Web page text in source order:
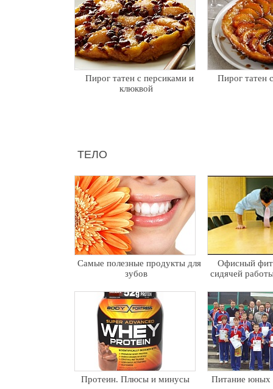
Пирог татен с персиками и
клюквой
Пирог татен
ТЕЛО
Самые полезные продукты для
зубов
Офисный
сидячей
Протеин. Плюсы и минусы Питание юных